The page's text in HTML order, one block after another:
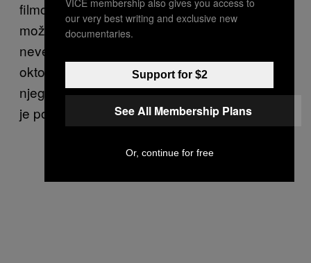
filmova, zaljubiš se u zlikovca, i to niko ne
može
da shvati – ali ispostavilo se da je
neverovatno nasilan. „Smuvali smo se u
oktobru, pre par godina, preselila sam se kod
njega u novembru ili decembru, a u februaru
je postao nasilan“.
our very best writing and exclusive new
documentaries.
Support for $2
See All Membership Plans
Or, continue for free